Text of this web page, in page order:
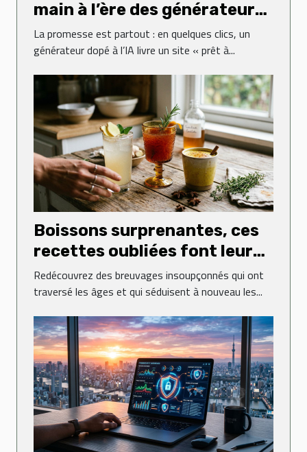
main à l’ère des générateurs
web ?
La promesse est partout : en quelques clics, un
générateur dopé à l’IA livre un site « prêt à...
Boissons surprenantes, ces
recettes oubliées font leur
grand retour
Redécouvrez des breuvages insoupçonnés qui ont
traversé les âges et qui séduisent à nouveau les...